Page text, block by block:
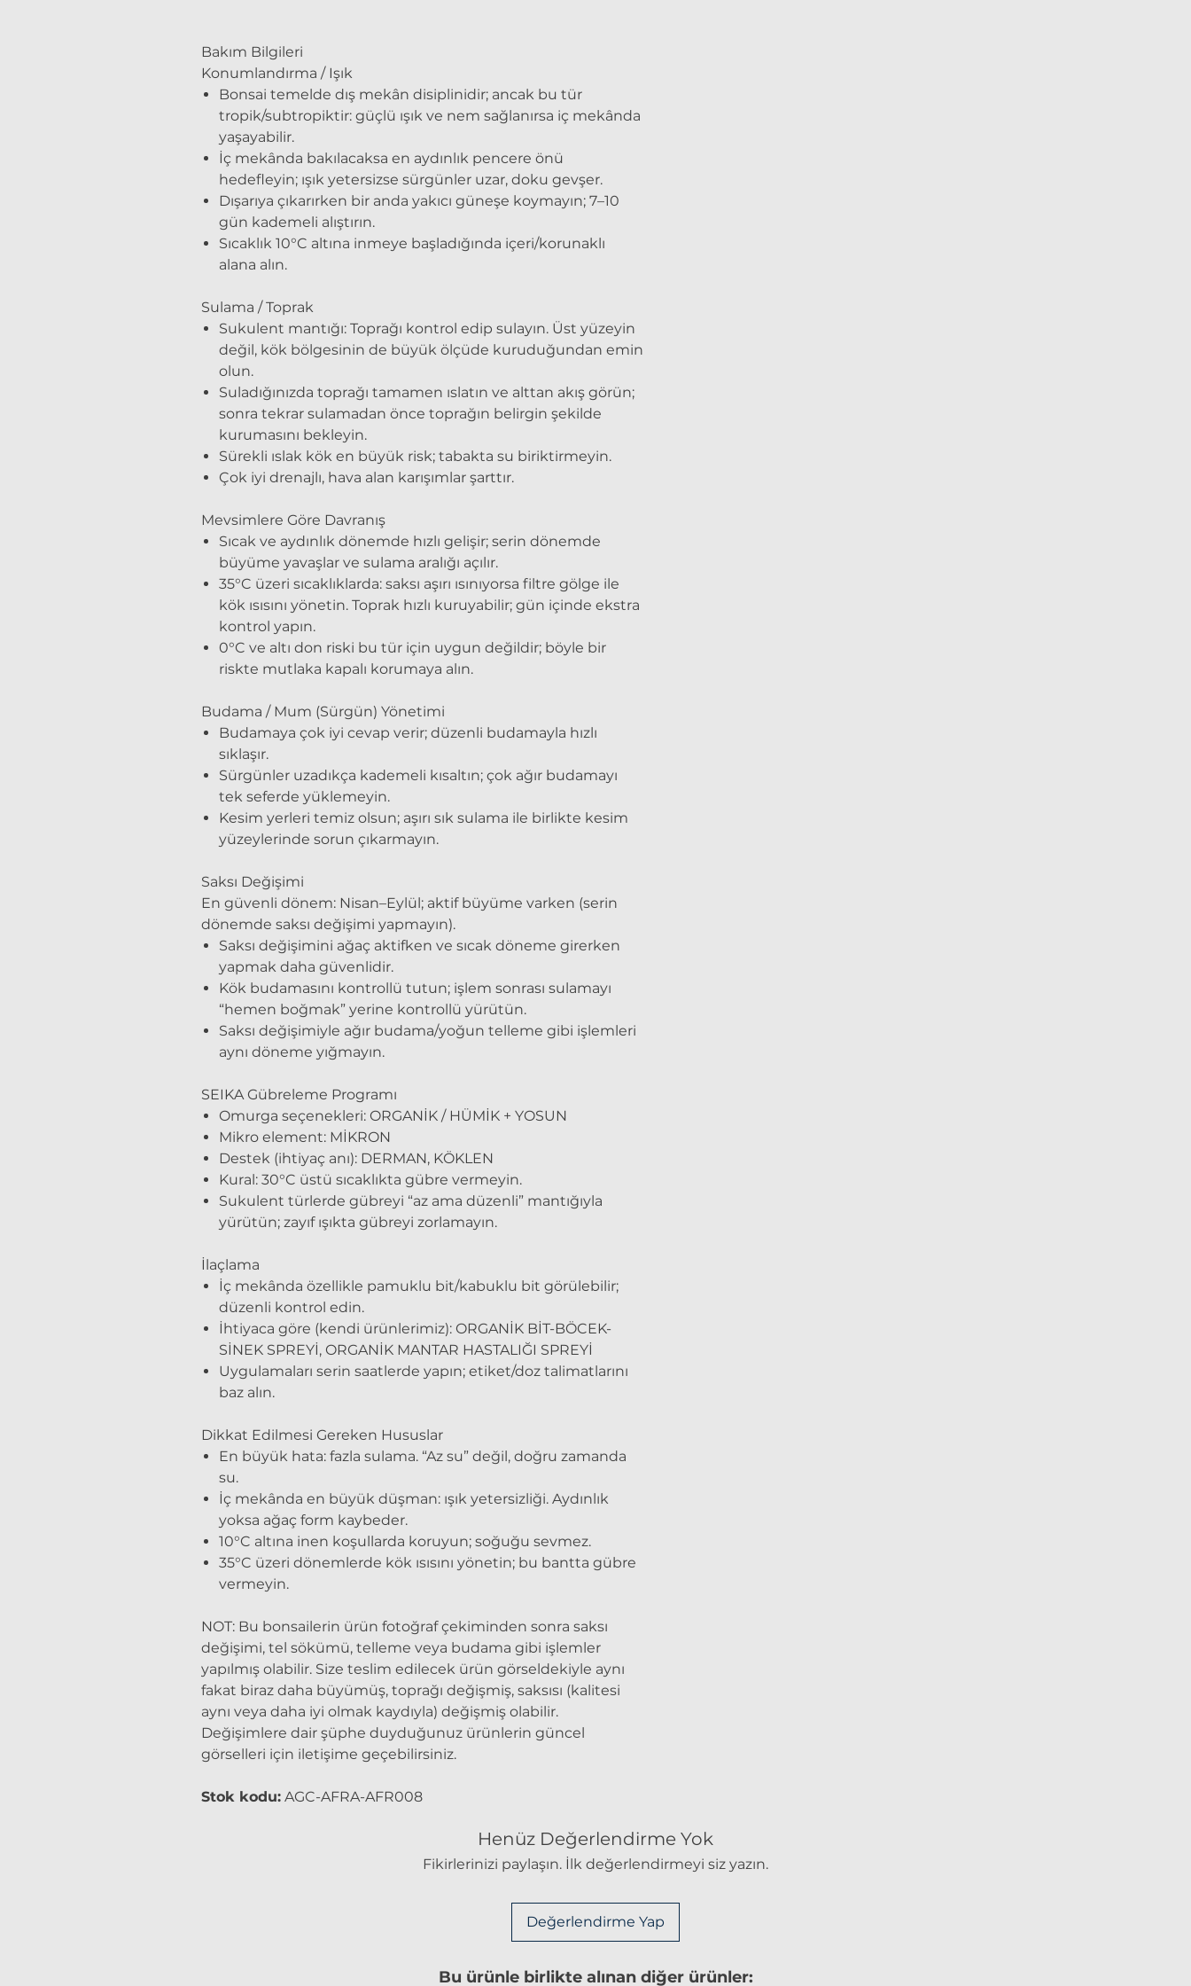
Bakım Bilgileri
Konumlandırma / Işık
Bonsai temelde dış mekân disiplinidir; ancak bu tür
tropik/subtropiktir: güçlü ışık ve nem sağlanırsa iç mekânda
yaşayabilir.
İç mekânda bakılacaksa en aydınlık pencere önü
hedefleyin; ışık yetersizse sürgünler uzar, doku gevşer.
Dışarıya çıkarırken bir anda yakıcı güneşe koymayın; 7–10
gün kademeli alıştırın.
Sıcaklık 10°C altına inmeye başladığında içeri/korunaklı
alana alın.
Sulama / Toprak
Sukulent mantığı: Toprağı kontrol edip sulayın. Üst yüzeyin
değil, kök bölgesinin de büyük ölçüde kuruduğundan emin
olun.
Suladığınızda toprağı tamamen ıslatın ve alttan akış görün;
sonra tekrar sulamadan önce toprağın belirgin şekilde
kurumasını bekleyin.
Sürekli ıslak kök en büyük risk; tabakta su biriktirmeyin.
Çok iyi drenajlı, hava alan karışımlar şarttır.
Mevsimlere Göre Davranış
Sıcak ve aydınlık dönemde hızlı gelişir; serin dönemde
büyüme yavaşlar ve sulama aralığı açılır.
35°C üzeri sıcaklıklarda: saksı aşırı ısınıyorsa filtre gölge ile
kök ısısını yönetin. Toprak hızlı kuruyabilir; gün içinde ekstra
kontrol yapın.
0°C ve altı don riski bu tür için uygun değildir; böyle bir
riskte mutlaka kapalı korumaya alın.
Budama / Mum (Sürgün) Yönetimi
Budamaya çok iyi cevap verir; düzenli budamayla hızlı
sıklaşır.
Sürgünler uzadıkça kademeli kısaltın; çok ağır budamayı
tek seferde yüklemeyin.
Kesim yerleri temiz olsun; aşırı sık sulama ile birlikte kesim
yüzeylerinde sorun çıkarmayın.
Saksı Değişimi
En güvenli dönem: Nisan–Eylül; aktif büyüme varken (serin
dönemde saksı değişimi yapmayın).
Saksı değişimini ağaç aktifken ve sıcak döneme girerken
yapmak daha güvenlidir.
Kök budamasını kontrollü tutun; işlem sonrası sulamayı
“hemen boğmak” yerine kontrollü yürütün.
Saksı değişimiyle ağır budama/yoğun telleme gibi işlemleri
aynı döneme yığmayın.
SEIKA Gübreleme Programı
Omurga seçenekleri: ORGANİK / HÜMİK + YOSUN
Mikro element: MİKRON
Destek (ihtiyaç anı): DERMAN, KÖKLEN
Kural: 30°C üstü sıcaklıkta gübre vermeyin.
Sukulent türlerde gübreyi “az ama düzenli” mantığıyla
yürütün; zayıf ışıkta gübreyi zorlamayın.
İlaçlama
İç mekânda özellikle pamuklu bit/kabuklu bit görülebilir;
düzenli kontrol edin.
İhtiyaca göre (kendi ürünlerimiz): ORGANİK BİT-BÖCEK-
SİNEK SPREYİ, ORGANİK MANTAR HASTALIĞI SPREYİ
Uygulamaları serin saatlerde yapın; etiket/doz talimatlarını
baz alın.
Dikkat Edilmesi Gereken Hususlar
En büyük hata: fazla sulama. “Az su” değil, doğru zamanda
su.
İç mekânda en büyük düşman: ışık yetersizliği. Aydınlık
yoksa ağaç form kaybeder.
10°C altına inen koşullarda koruyun; soğuğu sevmez.
35°C üzeri dönemlerde kök ısısını yönetin; bu bantta gübre
vermeyin.
NOT: Bu bonsailerin ürün fotoğraf çekiminden sonra saksı
değişimi, tel sökümü, telleme veya budama gibi işlemler
yapılmış olabilir. Size teslim edilecek ürün görseldekiyle aynı
fakat biraz daha büyümüş, toprağı değişmiş, saksısı (kalitesi
aynı veya daha iyi olmak kaydıyla) değişmiş olabilir.
Değişimlere dair şüphe duyduğunuz ürünlerin güncel
görselleri için iletişime geçebilirsiniz.
Stok kodu: AGC-AFRA-AFR008
Henüz Değerlendirme Yok
Fikirlerinizi paylaşın. İlk değerlendirmeyi siz yazın.
Değerlendirme Yap
Bu ürünle birlikte alınan diğer ürünler: